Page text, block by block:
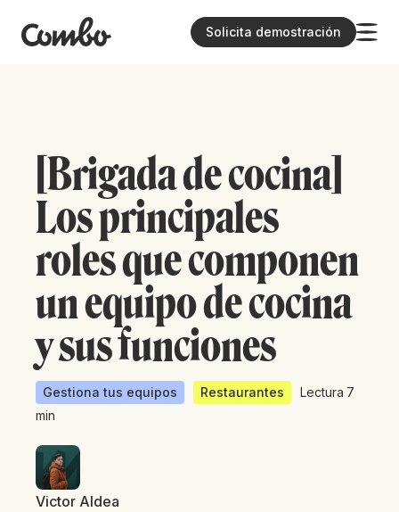
Solicita demostración
[Brigada de cocina]
Los principales
roles que componen
un equipo de cocina
y sus funciones
Gestiona tus equipos Restaurantes Lectura 7
min
Victor Aldea